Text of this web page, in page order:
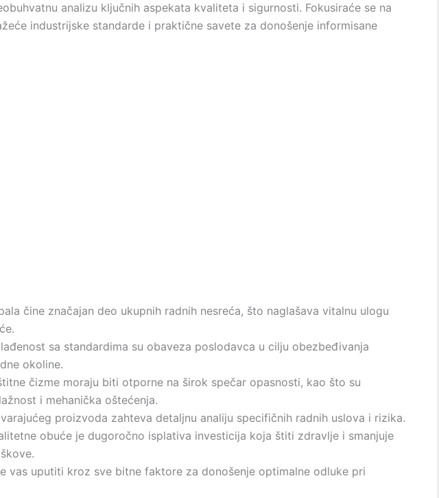
analizu ključnih aspekata kvaliteta i sigurnosti. Fokusiraće se na
industrijske standarde i praktične savete za donošenje informisane
čine značajan deo ukupnih radnih nesreća, što naglašava vitalnu ulogu
sa standardima su obaveza poslodavca u cilju obezbeđivanja
okoline.
čizme moraju biti otporne na širok spečar opasnosti, kao što su
i mehanička oštećenja.
proizvoda zahteva detaljnu analiju specifičnih radnih uslova i rizika.
obuće je dugoročno isplativa investicija koja štiti zdravlje i smanjuje
vas uputiti kroz sve bitne faktore za donošenje optimalne odluke pri